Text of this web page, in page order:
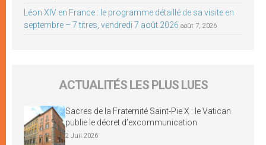
Léon XIV en France : le programme détaillé de sa visite en
septembre – 7 titres, vendredi 7 août 2026 août 7, 2026
ACTUALITÉS LES PLUS LUES
Sacres de la Fraternité Saint-Pie X : le Vatican
publie le décret d’excommunication
2 Juil 2026